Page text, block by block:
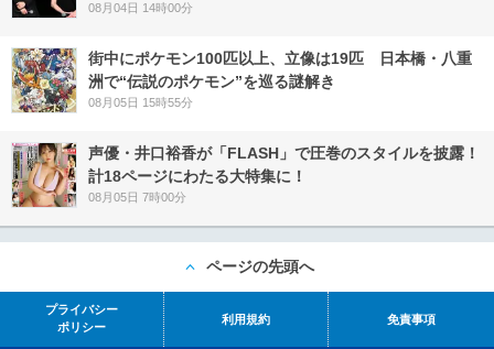
08月04日 14時00分
街中にポケモン100匹以上、立像は19匹 日本橋・八重
洲で“伝説のポケモン”を巡る謎解き
08月05日 15時55分
声優・井口裕香が「FLASH」で圧巻のスタイルを披露！
計18ページにわたる大特集に！
08月05日 7時00分
ページの先頭へ
プライバシー
ポリシー
利用規約 免責事項